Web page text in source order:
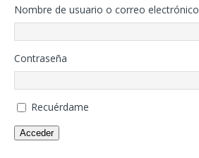
Nombre de usuario o correo electrónico
Contraseña
Recuérdame
Acceder